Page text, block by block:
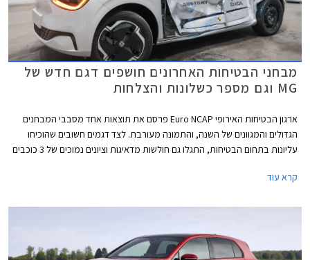
מבחני הבטיחות האחרונים חושפים דגם חדש של
MG וגם מספר כשלונות והצלחות
ארגון הבטיחות האירופי Euro NCAP פרסם את תוצאות אחד מסבבי המבחנים
הגדולים והמגוונים של השנה, והתמונה מעורבת. לצד דגמים חשובים שהוכיחו
עליונות בתחום הבטיחות, התגלו גם חולשות מדאיגות וציונים נמוכים של 3 כוכבים
מנת לבדוק את רמת בטיחותו בסטנדרטים של היום.
קרא עוד